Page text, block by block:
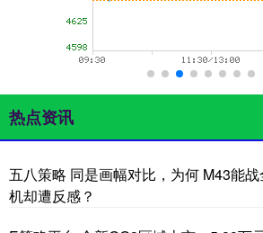
热点资讯
五八策略 同是画幅对比，为何 M43能
机却遭反感？